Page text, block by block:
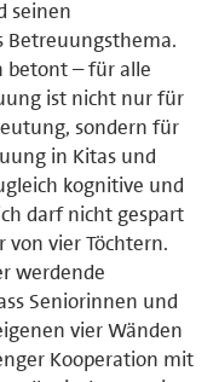
seinen
Betreuungsthema.
betont – für alle
ist nicht nur für
sondern für
in Kitas und
kognitive und
darf nicht gespart
von vier Töchtern.
werdende
Seniorinnen und
vier Wänden
Kooperation mit